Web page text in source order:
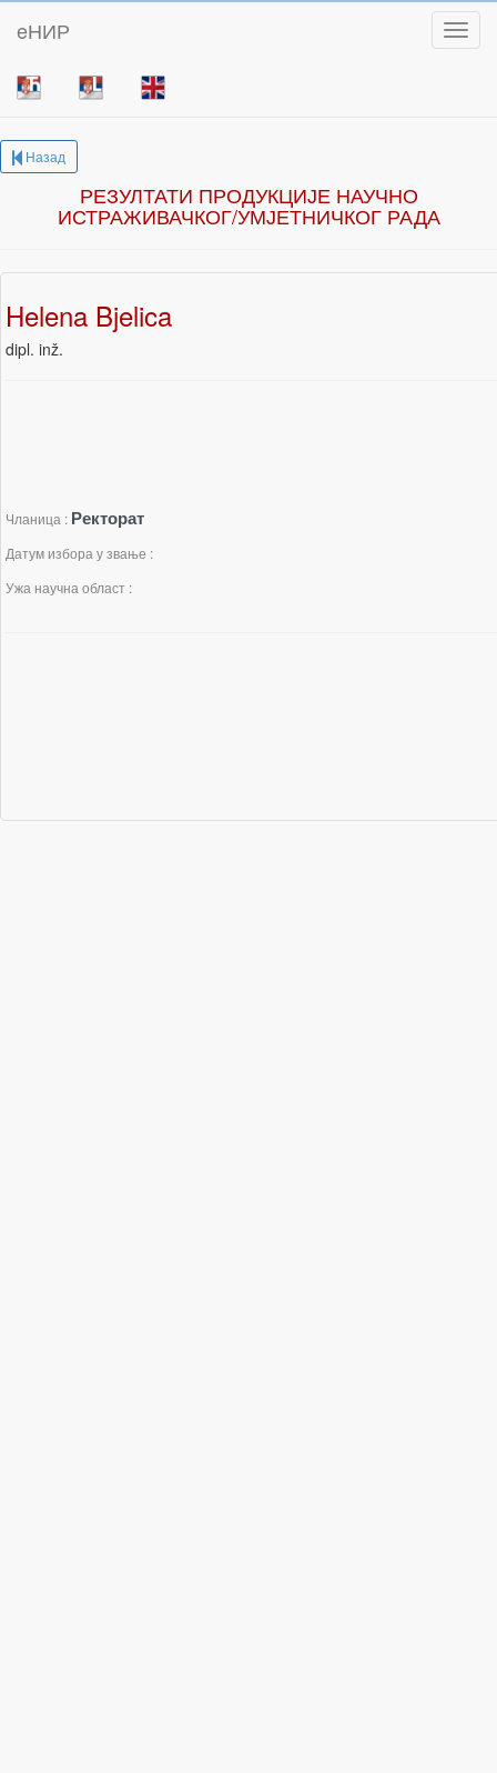
eНИР
Назад
РЕЗУЛТАТИ ПРОДУКЦИЈЕ НАУЧНО
ИСТРАЖИВАЧКОГ/УМЈЕТНИЧКОГ РАДА
Helena Bjelica
dipl. inž.
Чланица : Ректорат
Датум избора у звање :
Ужа научна област :